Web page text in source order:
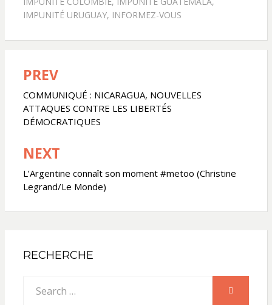
IMPUNITÉ URUGUAY, INFORMEZ-VOUS
Navigation
de
l’article
PREV
COMMUNIQUÉ : NICARAGUA, NOUVELLES
ATTAQUES CONTRE LES LIBERTÉS
DÉMOCRATIQUES
NEXT
L’Argentine connaît son moment #metoo (Christine
Legrand/Le Monde)
RECHERCHE
for:
SEARCH